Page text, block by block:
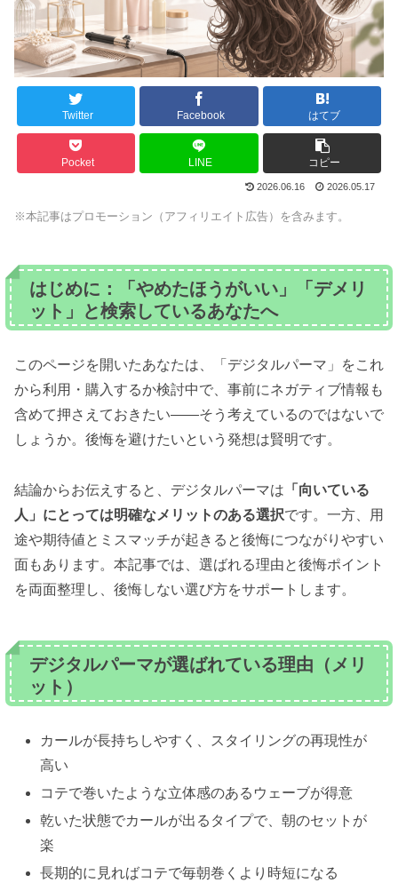
Twitter Facebook はてブ
Pocket LINE コピー
2026.06.16 2026.05.17
※本記事はプロモーション（アフィリエイト広告）を含みます。
はじめに：「やめたほうがいい」「デメリ
ット」と検索しているあなたへ
このページを開いたあなたは、「デジタルパーマ」をこれ
から利用・購入するか検討中で、事前にネガティブ情報も
含めて押さえておきたい――そう考えているのではないで
しょうか。後悔を避けたいという発想は賢明です。
結論からお伝えすると、デジタルパーマは 「向いている
人」にとっては明確なメリットのある選択です。一方、用
途や期待値とミスマッチが起きると後悔につながりやすい
面もあります。本記事では、選ばれる理由と後悔ポイント
を両面整理し、後悔しない選び方をサポートします。
デジタルパーマが選ばれている理由（メリ
ット）
カールが長持ちしやすく、スタイリングの再現性が
高い
コテで巻いたような立体感のあるウェーブが得意
乾いた状態でカールが出るタイプで、朝のセットが
楽
長期的に見ればコテで毎朝巻くより時短になる